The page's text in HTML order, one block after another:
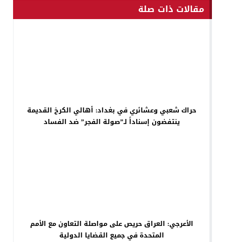
مقالات ذات صلة
حراك شعبي وعشائري في بغداد: أهالي الكرخ القديمة
ينتفضون إسناداً لـ”صولة الفجر” ضد الفساد
الأعرجي: العراق حريص على مواصلة التعاون مع الأمم
المتحدة في جميع القضايا الدولية